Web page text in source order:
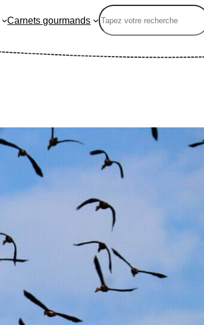
Carnets gourmands
Rechercher